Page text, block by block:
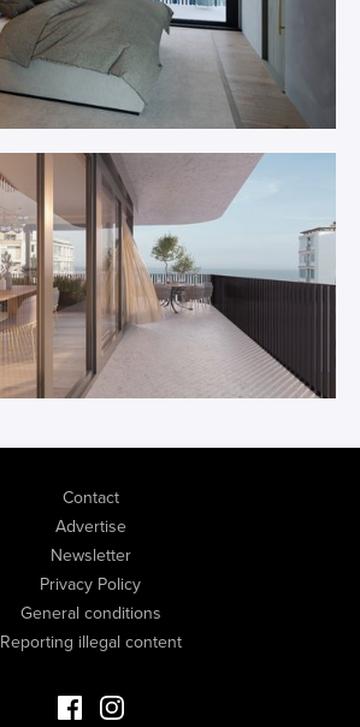
Contact
Advertise
Newsletter
Privacy Policy
General conditions
Reporting illegal content
Facebook Luxury Properties
Instagram Luxury Properties